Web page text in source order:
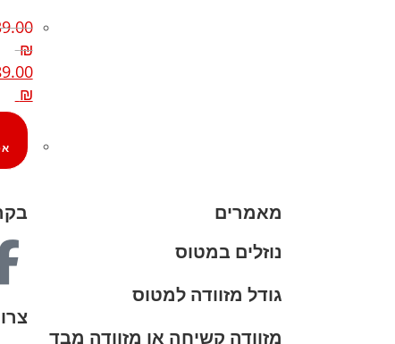
₪
₪
מאמרים
נוזלים במטוס
גודל מזוודה למטוס
מזוודה קשיחה או מזוודה מבד